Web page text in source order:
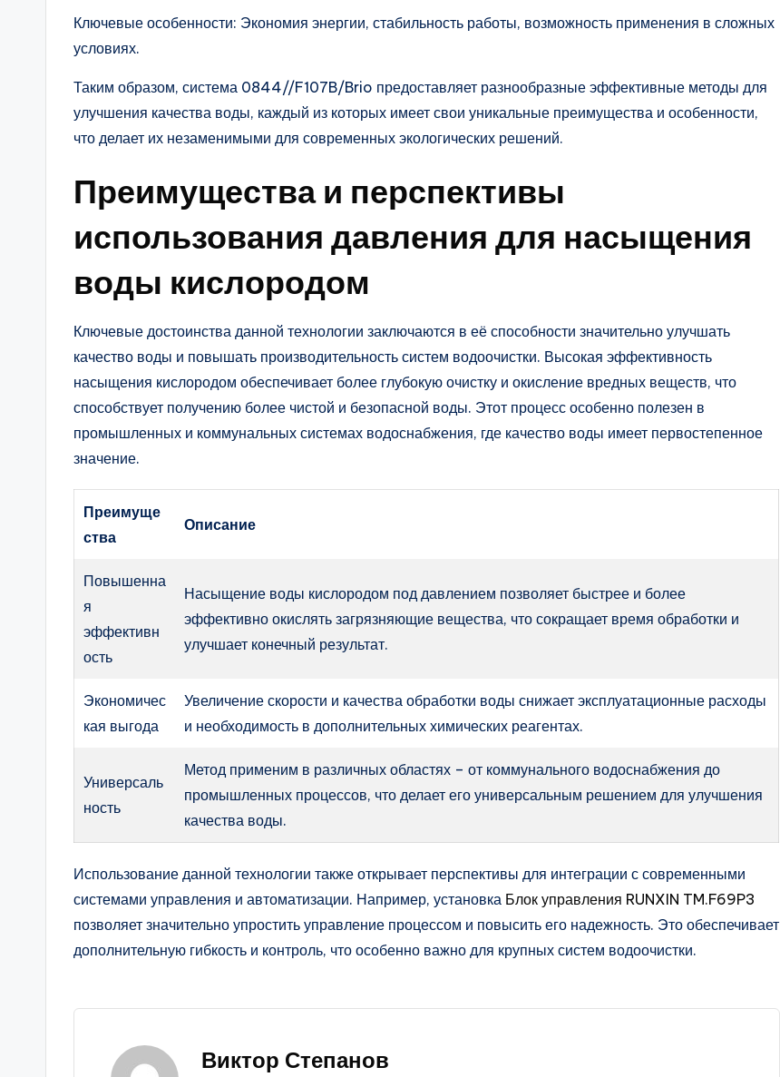
Ключевые особенности: Экономия энергии, стабильность работы, возможность применения в сложных
условиях.
Таким образом, система 0844//F107B/Brio предоставляет разнообразные эффективные методы для
улучшения качества воды, каждый из которых имеет свои уникальные преимущества и особенности,
что делает их незаменимыми для современных экологических решений.
Преимущества и перспективы
использования давления для насыщения
воды кислородом
Ключевые достоинства данной технологии заключаются в её способности значительно улучшать
качество воды и повышать производительность систем водоочистки. Высокая эффективность
насыщения кислородом обеспечивает более глубокую очистку и окисление вредных веществ, что
способствует получению более чистой и безопасной воды. Этот процесс особенно полезен в
промышленных и коммунальных системах водоснабжения, где качество воды имеет первостепенное
значение.
Преимуще
ства
Описание
Повышенна
я
эффективн
ость
Насыщение воды кислородом под давлением позволяет быстрее и более
эффективно окислять загрязняющие вещества, что сокращает время обработки и
улучшает конечный результат.
Экономичес
кая выгода
Увеличение скорости и качества обработки воды снижает эксплуатационные расходы
и необходимость в дополнительных химических реагентах.
Универсаль
ность
Метод применим в различных областях – от коммунального водоснабжения до
промышленных процессов, что делает его универсальным решением для улучшения
качества воды.
Использование данной технологии также открывает перспективы для интеграции с современными
системами управления и автоматизации. Например, установка Блок управления RUNXIN TM.F69P3
позволяет значительно упростить управление процессом и повысить его надежность. Это обеспечивает
дополнительную гибкость и контроль, что особенно важно для крупных систем водоочистки.
Виктор Степанов